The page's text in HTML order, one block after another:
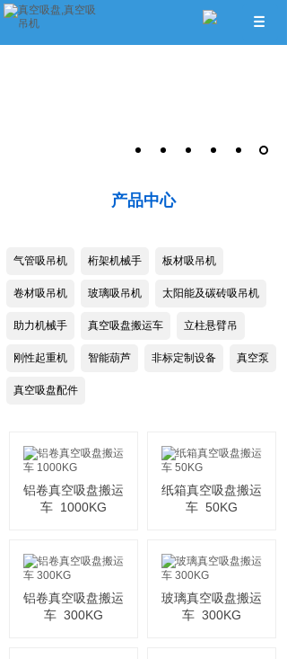
产品中心
气管吸吊机 桁架机械手 板材吸吊机
卷材吸吊机 玻璃吸吊机 太阳能及碳砖吸吊机
助力机械手 真空吸盘搬运车 立柱悬臂吊
刚性起重机 智能葫芦 非标定制设备 真空泵
真空吸盘配件
铝卷真空吸盘搬运
车 1000KG
纸箱真空吸盘搬运
车 50KG
铝卷真空吸盘搬运
车 300KG
玻璃真空吸盘搬运
车 300KG